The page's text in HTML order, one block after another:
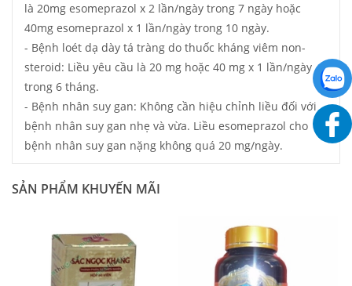
là 20mg esomeprazol x 2 lần/ngày trong 7 ngày hoặc
40mg esomeprazol x 1 lần/ngày trong 10 ngày.
- Bệnh loét dạ dày tá tràng do thuốc kháng viêm non-
steroid: Liều yêu cầu là 20 mg hoặc 40 mg x 1 lần/ngày
trong 6 tháng.
- Bệnh nhân suy gan: Không cần hiệu chỉnh liều đối với
bệnh nhân suy gan nhẹ và vừa. Liều esomeprazol cho
bệnh nhân suy gan nặng không quá 20 mg/ngày.
SẢN PHẨM KHUYẾN MÃI